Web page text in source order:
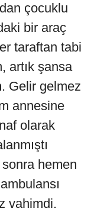
çocuklu
bir araç
taraftan tabi
artık şansa
Gelir gelmez
annesine
olarak
hemen
vahimdi.